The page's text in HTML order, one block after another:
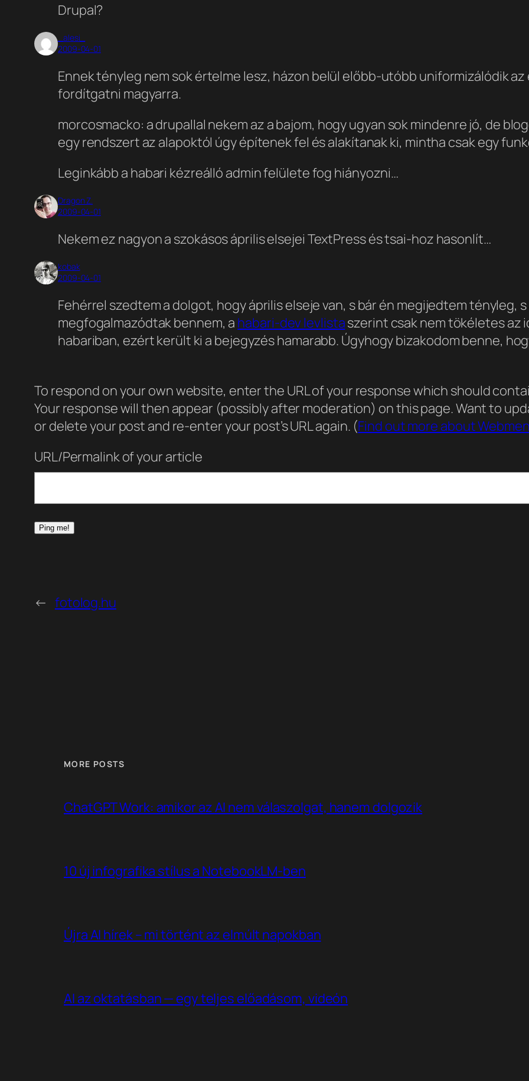
Drupal?
_alesi_
2009-04-01
Ennek tényleg nem sok értelme lesz, házon belül előbb-utóbb uniformizálódik
fordítgatni magyarra.
morcosmacko: a drupallal nekem az a bajom, hogy ugyan sok mindenre jó, de
egy rendszert az alapoktól úgy építenek fel és alakítanak ki, mintha csak egy
Leginkább a habari kézreálló admin felülete fog hiányozni…
Dragon Z.
2009-04-01
Nekem ez nagyon a szokásos április elsejei TextPress és tsai-hoz hasonlít…
kobak
2009-04-01
Fehérrel szedtem a dolgot, hogy április elseje van, s bár én megijedtem tényleg,
megfogalmazódtak bennem, a habari-dev levlistaszerint csak nem tökéletes az
habariban, ezért került ki a bejegyzés hamarabb. Úgyhogy bizakodom benne,
To respond on your own website, enter the URL of your response which should
Your response will then appear (possibly after moderation) on this page. Want to
or delete your post and re-enter your post’s URL again. (Find out more about
URL/Permalink of your article
← fotolog.hu
MORE POSTS
ChatGPT Work: amikor az AI nem válaszolgat, hanem dolgozik
10 új infografika stílus a NotebookLM-ben
Újra AI hírek – mi történt az elmúlt napokban
AI az oktatásban — egy teljes előadásom, videón